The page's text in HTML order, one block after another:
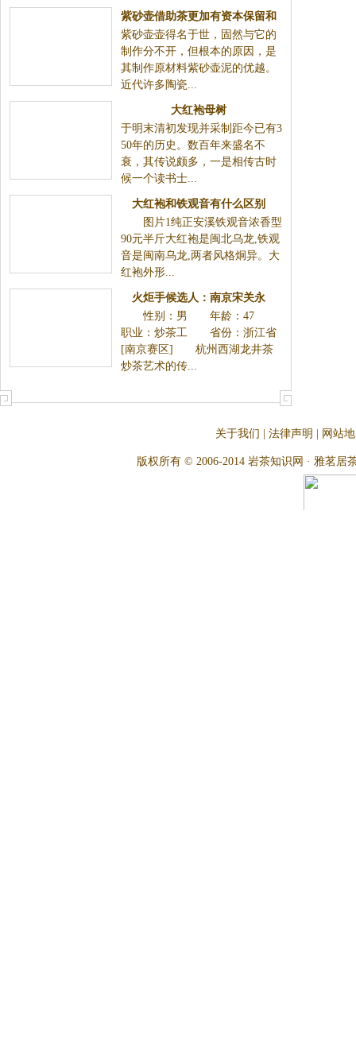
紫砂壶借助茶更加有资本保留和
传承袭下来
紫砂壶壶得名于世，固然与它的
制作分不开，但根本的原因，是
其制作原材料紫砂壶泥的优越。
近代许多陶瓷...
大红袍母树
于明末清初发现并采制距今已有3
50年的历史。数百年来盛名不
衰，其传说颇多，一是相传古时
候一个读书士...
大红袍和铁观音有什么区别
图片1纯正安溪铁观音浓香型
90元半斤大红袍是闽北乌龙,铁观
音是闽南乌龙,两者风格炯异。大
红袍外形...
火炬手候选人：南京宋关永
性别：男 年龄：47
职业：炒茶工 省份：浙江省
[南京赛区] 杭州西湖龙井茶
炒茶艺术的传...
关于我们 法律声明 网站
版权所有 © 2006-2014 岩茶知识网 · 雅茗居